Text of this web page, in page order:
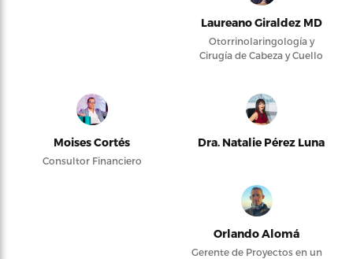
Laureano Giraldez MD
Otorrinolaringología y
Cirugía de Cabeza y Cuello
Moises Cortés
Consultor Financiero
Dra. Natalie Pérez Luna
Orlando Alomá
Gerente de Proyectos en un